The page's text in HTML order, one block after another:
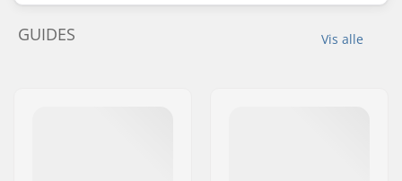
Vis alle
GUIDES